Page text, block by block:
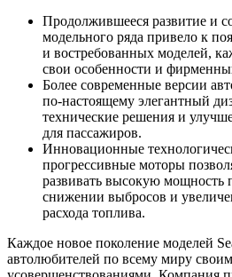
Продолжившееся развитие и
модельного ряда привело к
и востребованных моделей,
свои особенности и
Более современные версии
по-настоящему элегантный
технические решения и
для пассажиров.
Инновационные
прогрессивные моторы
развивать высокую мощность
снижении выбросов и
расхода топлива.
Каждое новое поколение моделей
автолюбителей по всему миру